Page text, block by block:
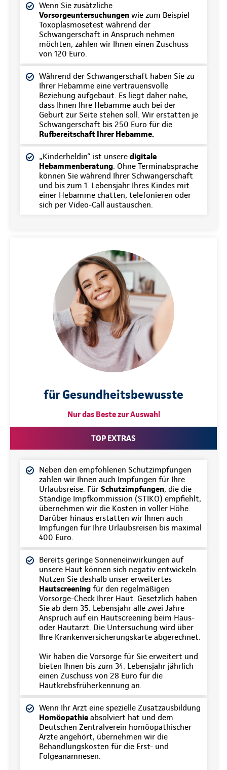
Wenn Sie zusätzliche
Vorsorgeuntersuchungen wie zum Beispiel
Toxoplasmosetest während der
Schwangerschaft in Anspruch nehmen
möchten, zahlen wir Ihnen einen Zuschuss
von 120 Euro.
Während der Schwangerschaft haben Sie zu
Ihrer Hebamme eine vertrauensvolle
Beziehung aufgebaut. Es liegt daher nahe,
dass Ihnen Ihre Hebamme auch bei der
Geburt zur Seite stehen soll. Wir erstatten je
Schwangerschaft bis 250 Euro für die
Rufbereitschaft Ihrer Hebamme.
„Kinderheldin“ ist unsere digitale
Hebammenberatung. Ohne Terminabsprache
können Sie während Ihrer Schwangerschaft
und bis zum 1. Lebensjahr Ihres Kindes mit
einer Hebamme chatten, telefonieren oder
sich per Video-Call austauschen.
für Gesundheitsbewusste
Nur das Beste zur Auswahl
TOP EXTRAS
Neben den empfohlenen Schutzimpfungen
zahlen wir Ihnen auch Impfungen für Ihre
Urlaubsreise. Für Schutzimpfungen, die die
Ständige Impfkommission (STIKO) empfiehlt,
übernehmen wir die Kosten in voller Höhe.
Darüber hinaus erstatten wir Ihnen auch
Impfungen für Ihre Urlaubsreisen bis maximal
400 Euro.
Bereits geringe Sonneneinwirkungen auf
unsere Haut können sich negativ entwickeln.
Nutzen Sie deshalb unser erweitertes
Hautscreening für den regelmäßigen
Vorsorge-Check Ihrer Haut. Gesetzlich haben
Sie ab dem 35. Lebensjahr alle zwei Jahre
Anspruch auf ein Hautscreening beim Haus-
oder Hautarzt. Die Untersuchung wird über
Ihre Krankenversicherungskarte abgerechnet.
Wir haben die Vorsorge für Sie erweitert und
bieten Ihnen bis zum 34. Lebensjahr jährlich
einen Zuschuss von 28 Euro für die
Hautkrebsfrüherkennung an.
Wenn Ihr Arzt eine spezielle Zusatzausbildung
Homöopathie absolviert hat und dem
Deutschen Zentralverein homöopathischer
Ärzte angehört, übernehmen wir die
Behandlungskosten für die Erst- und
Folgeanamnesen.